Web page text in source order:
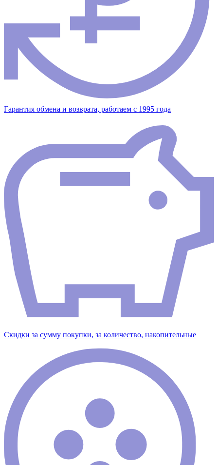
Гарантия обмена и возврата, работаем с 1995 года
Скидки за сумму покупки, за количество, накопительные